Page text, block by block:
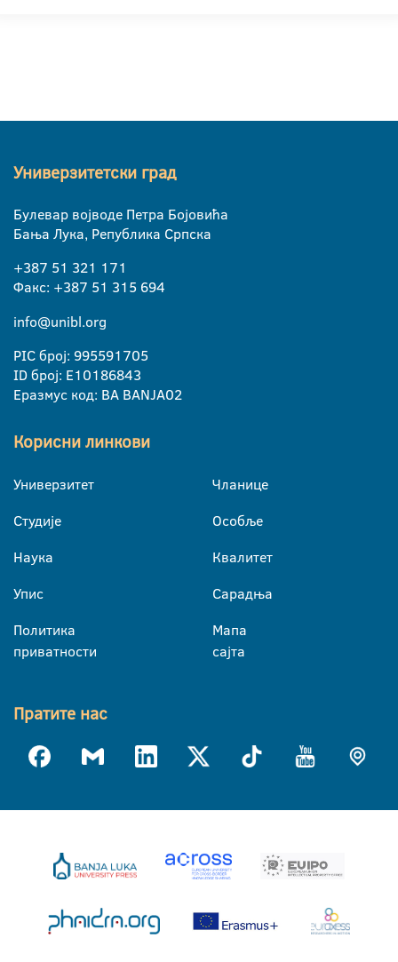
Универзитетски град
Булевар војводе Петра Бојовића
Бања Лука, Република Српска
+387 51 321 171
Факс: +387 51 315 694
info@unibl.org
PIC број: 995591705
ID број: E10186843
Еразмус код: BA BANJA02
Корисни линкови
Универзитет
Студије
Наука
Упис
Политика
приватности
Чланице
Особље
Квалитет
Сарадња
Мапа
сајта
Пратите нас